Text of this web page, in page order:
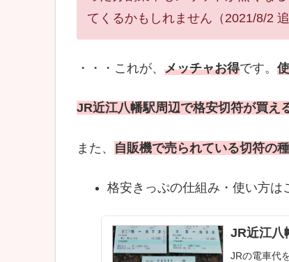
てくるかもしれません（2021/8/2 追
・・・これが、 メッチャお得です。
JR近江八幡駅周辺で格安切符が買え
また、 自販機で売られている切符の
格安きっぷの仕組み・使い方は
JR近江八
JRの電車代